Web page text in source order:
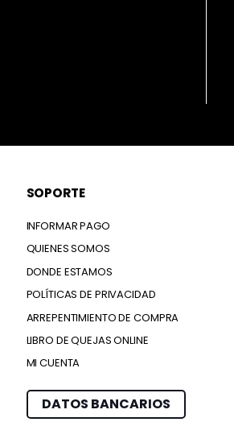
SOPORTE
INFORMAR PAGO
QUIENES SOMOS
DONDE ESTAMOS
POLÍTICAS DE PRIVACIDAD
ARREPENTIMIENTO DE COMPRA
LIBRO DE QUEJAS ONLINE
MI CUENTA
DATOS BANCARIOS